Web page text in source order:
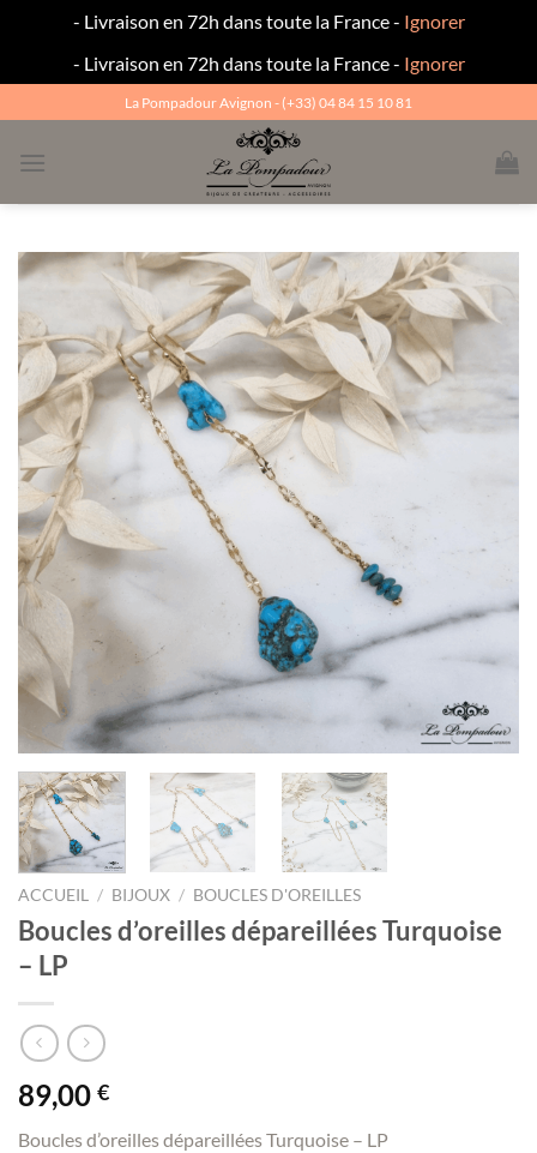
- Livraison en 72h dans toute la France - Ignorer
- Livraison en 72h dans toute la France - Ignorer
au
contenu
La Pompadour Avignon - (+33) 04 84 15 10 81
ACCUEIL / BIJOUX / BOUCLES D'OREILLES
Boucles d’oreilles dépareillées Turquoise
– LP
89,00 €
Boucles d’oreilles dépareillées Turquoise – LP